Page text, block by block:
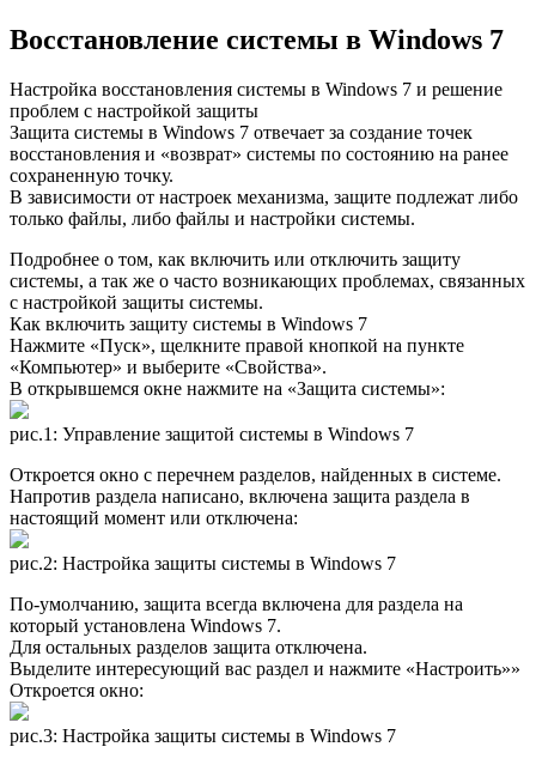
Восстановление системы в Windows 7
Настройка восстановления системы в Windows 7 и решение
проблем с настройкой защиты
Защита системы в Windows 7 отвечает за создание точек
восстановления и «возврат» системы по состоянию на ранее
сохраненную точку.
В зависимости от настроек механизма, защите подлежат либо
только файлы, либо файлы и настройки системы.
Подробнее о том, как включить или отключить защиту
системы, а так же о часто возникающих проблемах, связанных
с настройкой защиты системы.
Как включить защиту системы в Windows 7
Нажмите «Пуск», щелкните правой кнопкой на пункте
«Компьютер» и выберите «Свойства».
В открывшемся окне нажмите на «Защита системы»:
рис.1: Управление защитой системы в Windows 7
Откроется окно с перечнем разделов, найденных в системе.
Напротив раздела написано, включена защита раздела в
настоящий момент или отключена:
рис.2: Настройка защиты системы в Windows 7
По-умолчанию, защита всегда включена для раздела на
который установлена Windows 7.
Для остальных разделов защита отключена.
Выделите интересующий вас раздел и нажмите «Настроить»»
Откроется окно:
рис.3: Настройка защиты системы в Windows 7